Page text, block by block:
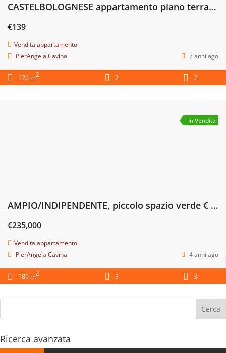
CASTELBOLOGNESE appartamento piano terra € 139.000
€139
Vendita appartamento
PierAngela Cavina
7 anni ago
120 m2 2 2
In Vendita
AMPIO/INDIPENDENTE, piccolo spazio verde € 235.000 Castel Bolognese
€235,000
Vendita appartamento
PierAngela Cavina
4 anni ago
180 m2 3 3
Ricerca avanzata